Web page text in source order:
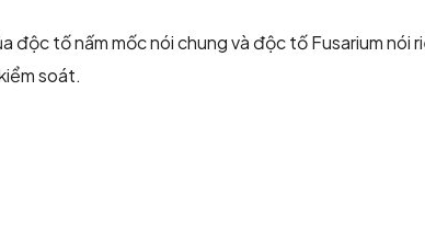
độc tố nấm mốc nói chung và độc tố Fusarium nói
soát.